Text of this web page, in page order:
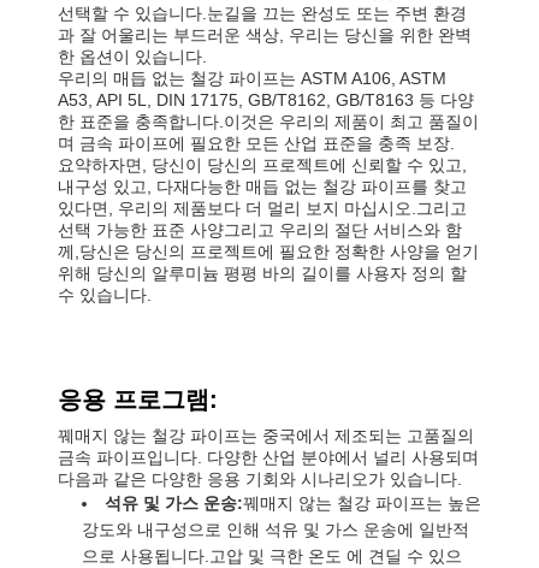
선택할 수 있습니다.눈길을 끄는 완성도 또는 주변 환경
과 잘 어울리는 부드러운 색상, 우리는 당신을 위한 완벽
한 옵션이 있습니다.
우리의 매듭 없는 철강 파이프는 ASTM A106, ASTM
A53, API 5L, DIN 17175, GB/T8162, GB/T8163 등 다양
한 표준을 충족합니다.이것은 우리의 제품이 최고 품질이
며 금속 파이프에 필요한 모든 산업 표준을 충족 보장.
요약하자면, 당신이 당신의 프로젝트에 신뢰할 수 있고,
내구성 있고, 다재다능한 매듭 없는 철강 파이프를 찾고
있다면, 우리의 제품보다 더 멀리 보지 마십시오.그리고
선택 가능한 표준 사양그리고 우리의 절단 서비스와 함
께,당신은 당신의 프로젝트에 필요한 정확한 사양을 얻기
위해 당신의 알루미늄 평평 바의 길이를 사용자 정의 할
수 있습니다.
응용 프로그램:
꿰매지 않는 철강 파이프는 중국에서 제조되는 고품질의
금속 파이프입니다. 다양한 산업 분야에서 널리 사용되며
다음과 같은 다양한 응용 기회와 시나리오가 있습니다.
석유 및 가스 운송:꿰매지 않는 철강 파이프는 높은
강도와 내구성으로 인해 석유 및 가스 운송에 일반적
으로 사용됩니다.고압 및 극한 온도 에 견딜 수 있으